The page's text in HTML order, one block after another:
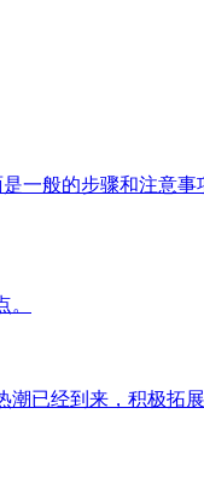
一般的步骤和注意
已经到来，积极拓